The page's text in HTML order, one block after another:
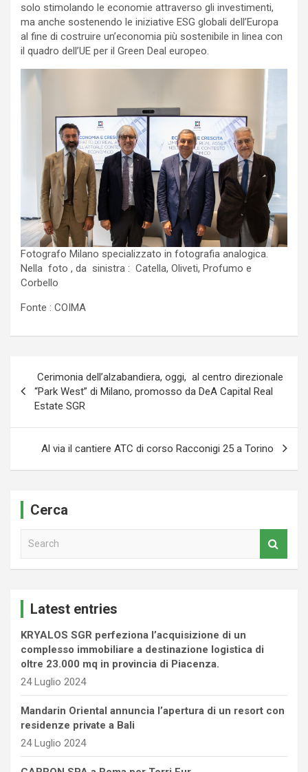
solo stimolando le economie attraverso gli investimenti,
ma anche sostenendo le iniziative ESG globali dell’Europa
al fine di costruire un’economia più sostenibile in linea con
il quadro dell’UE per il Green Deal europeo.
Fotografo Milano specializzato in fotografia analogica.
Nella foto , da sinistra : Catella, Oliveti, Profumo e
Corbello
Fonte : COIMA
articoli
Cerimonia dell’alzabandiera, oggi, al centro direzionale
“Park West” di Milano, promosso da DeA Capital Real
Estate SGR
Al via il cantiere ATC di corso Racconigi 25 a Torino
Cerca
Latest entries
KRYALOS SGR perfeziona l’acquisizione di un
complesso immobiliare a destinazione logistica di
oltre 23.000 mq in provincia di Piacenza.
24 Luglio 2024
Mandarin Oriental annuncia l’apertura di un resort con
residenze private a Bali
24 Luglio 2024